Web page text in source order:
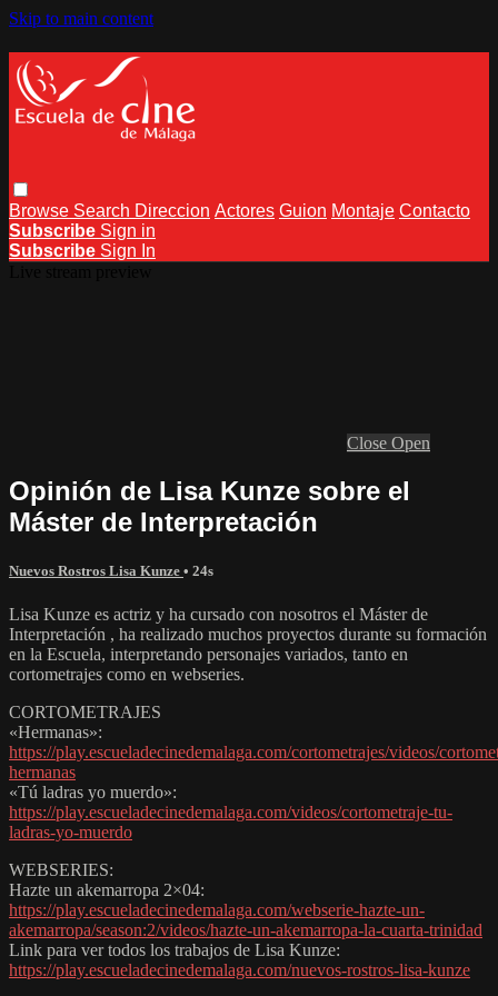
Skip to main content
Browse Search Direccion Actores Guion Montaje Contacto
Subscribe Sign in
Subscribe Sign In
Close Open
Opinión de Lisa Kunze sobre el
Máster de Interpretación
Nuevos Rostros Lisa Kunze • 24s
Lisa Kunze es actriz y ha cursado con nosotros el Máster de
Interpretación , ha realizado muchos proyectos durante su formación
en la Escuela, interpretando personajes variados, tanto en
cortometrajes como en webseries.
CORTOMETRAJES
«Hermanas»:
https://play.escueladecinedemalaga.com/cortometrajes/videos/
hermanas
«Tú ladras yo muerdo»:
https://play.escueladecinedemalaga.com/videos/cortometraje-tu-
ladras-yo-muerdo
WEBSERIES:
Hazte un akemarropa 2×04:
https://play.escueladecinedemalaga.com/webserie-hazte-un-
akemarropa/season:2/videos/hazte-un-akemarropa-la-cuarta-trinidad
Link para ver todos los trabajos de Lisa Kunze:
https://play.escueladecinedemalaga.com/nuevos-rostros-lisa-kunze